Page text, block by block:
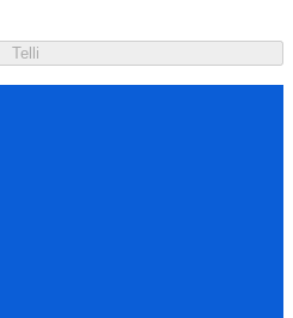
Telli